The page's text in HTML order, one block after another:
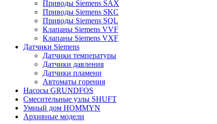
Приводы Siemens SAX
Приводы Siemens SKC
Приводы Siemens SQL
Клапаны Siemens VVF
Клапаны Siemens VXF
Датчики Siemens
Датчики температуры
Датчики давления
Датчики пламени
Автоматы горения
Насосы GRUNDFOS
Смесительные узлы SHUFT
Умный дом HOMMYN
Архивные модели